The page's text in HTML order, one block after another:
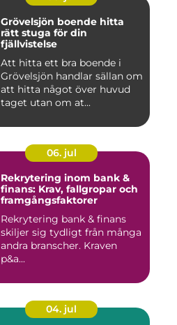
Grövelsjön boende hitta
rätt stuga för din
fjällvistelse
Att hitta ett bra boende i
Grövelsjön handlar sällan om
att hitta något över huvud
taget utan om at...
06. jul
Rekrytering inom bank &
finans: Krav, fallgropar och
framgångsfaktorer
Rekrytering bank & finans
skiljer sig tydligt från många
andra branscher. Kraven
p&a...
04. jul